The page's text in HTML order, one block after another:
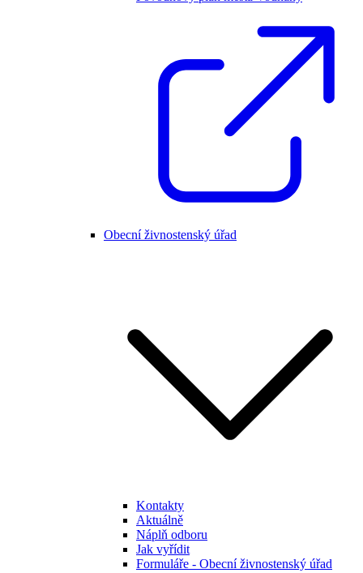
Obecní živnostenský úřad
Kontakty
Aktuálně
Náplň odboru
Jak vyřídit
Formuláře - Obecní živnostenský úřad